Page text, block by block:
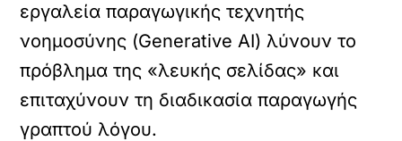
εργαλεία παραγωγικής τεχνητής
νοημοσύνης (Generative AI) λύνουν το
πρόβλημα της «λευκής σελίδας» και
επιταχύνουν τη διαδικασία παραγωγής
γραπτού λόγου.